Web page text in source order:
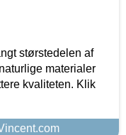
størstedelen af
materialer
kvaliteten. Klik